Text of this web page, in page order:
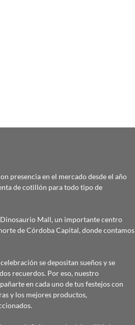
presencia en el mercado desde el año
de cotillón para todo tipo de
Dinosaurio Mall, un importante centro
de Córdoba Capital, donde contamos
se depositan sueños y se
recuerdos. Por eso, nuestro
en cada uno de tus festejos con
y los mejores productos,